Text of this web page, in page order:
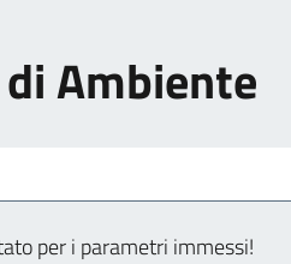
Ambiente
per i parametri immessi!